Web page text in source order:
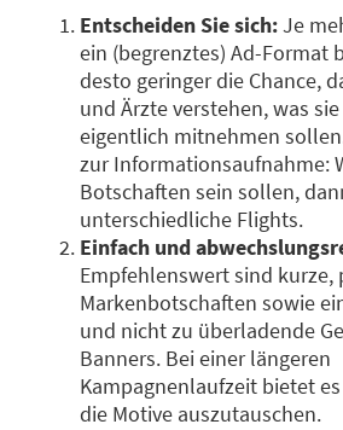
Entscheiden Sie sich:Je
ein (begrenztes) Ad-Format
desto geringer die Chance,
und Ärzte verstehen, was
eigentlich mitnehmen
zur Informationsaufnahme:
Botschaften sein sollen,
unterschiedliche Flights.
Einfach und
Empfehlenswert sind kurze,
Markenbotschaften sowie
und nicht zu überladende
Banners. Bei einer längeren
Kampagnenlaufzeit bietet
die Motive auszutauschen.